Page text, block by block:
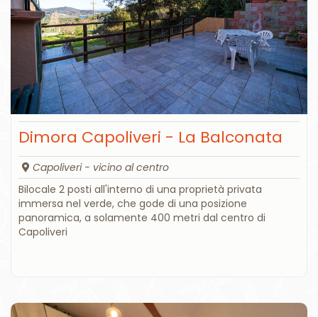
Dimora Capoliveri - La Balconata
Capoliveri - vicino al centro
Bilocale 2 posti all'interno di una proprietà privata
immersa nel verde, che gode di una posizione
panoramica, a solamente 400 metri dal centro di
Capoliveri